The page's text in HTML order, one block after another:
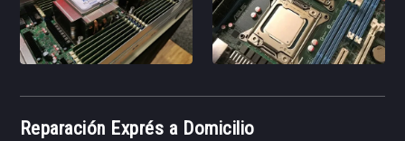
Reparación Exprés a Domicilio